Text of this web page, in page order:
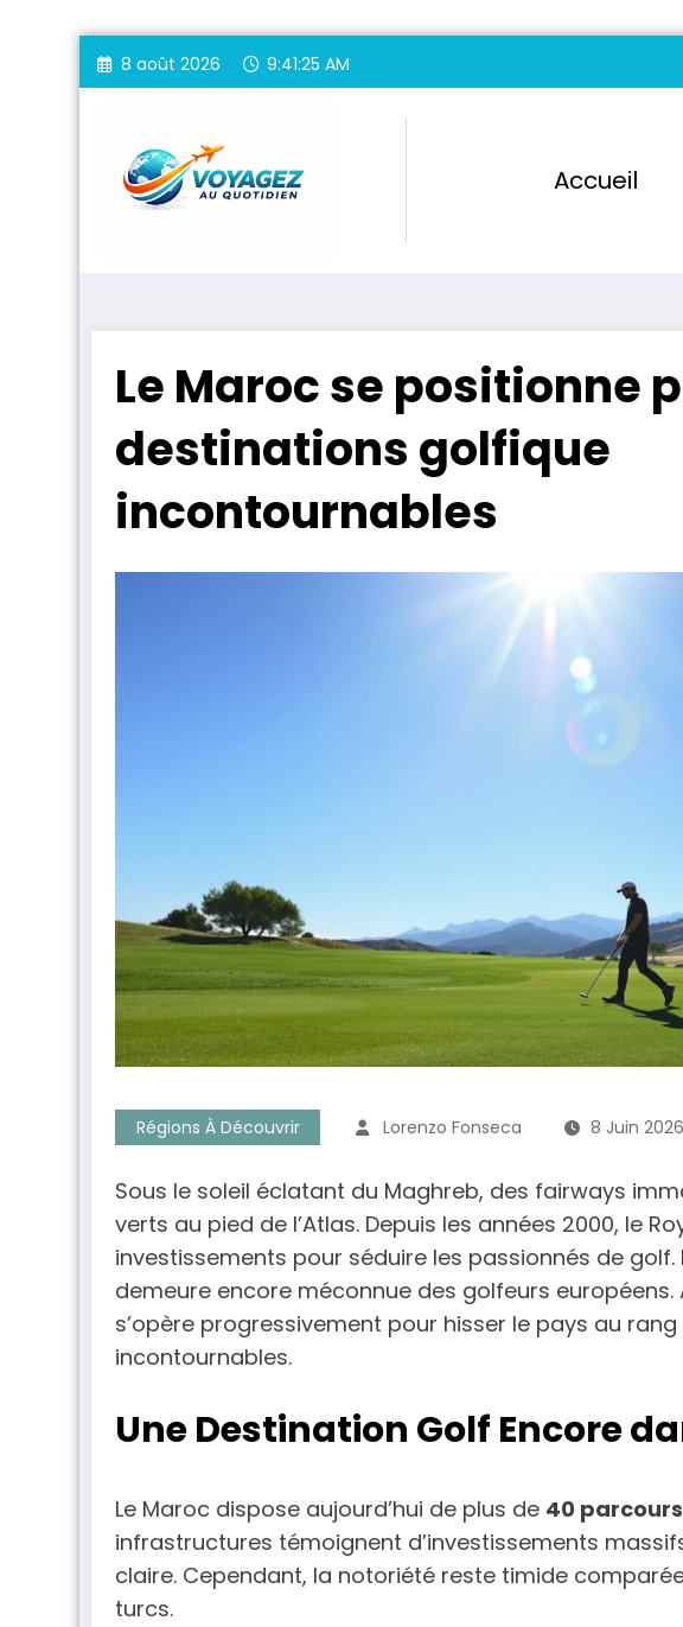
Aller
au
8 août 2026 9:41:27 AM
Accueil
Le Maroc se positionne
destinations golfique
incontournables
Régions À Découvrir Lorenzo Fonseca 8 Juin 2026
Sous le soleil éclatant du Maghreb, des fairways
verts au pied de l’Atlas. Depuis les années 2000, le
investissements pour séduire les passionnés de
demeure encore méconnue des golfeurs
s’opère progressivement pour hisser le pays au
incontournables.
Une Destination Golf Encore
Le Maroc dispose aujourd’hui de plus de 40
infrastructures témoignent d’investissements
claire. Cependant, la notoriété reste timide
turcs.